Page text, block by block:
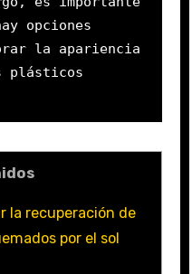
opciones
la apariencia
plásticos
la recuperación de
por el sol